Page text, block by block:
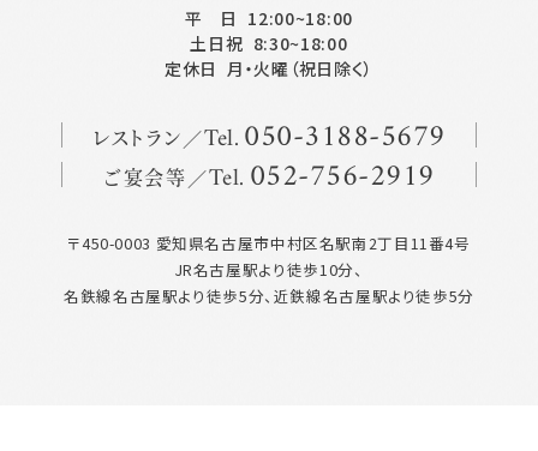
平 日 12:00~18:00
土日祝 8:30~18:00
定休日 月・火曜（祝日除く）
レストラン Tel. 050-3188-5679
ご宴会等 Tel. 052-756-2919
〒450-0003 愛知県名古屋市中村区名駅南2丁目11番4号
JR名古屋駅より徒歩10分、
名鉄線名古屋駅より徒歩5分、近鉄線名古屋駅より徒歩5分